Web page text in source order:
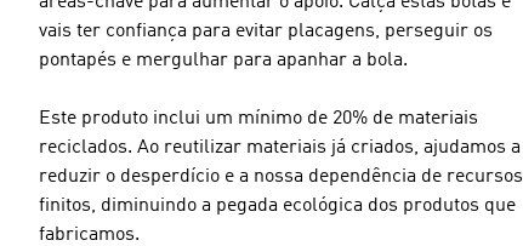
vais ter confiança para evitar placagens, perseguir os
pontapés e mergulhar para apanhar a bola.
Este produto inclui um mínimo de 20% de materiais
reciclados. Ao reutilizar materiais já criados, ajudamos a
reduzir o desperdício e a nossa dependência de recursos
finitos, diminuindo a pegada ecológica dos produtos que
fabricamos.